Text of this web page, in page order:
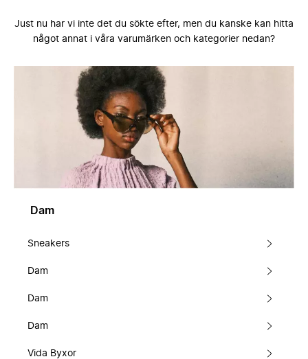
Just nu har vi inte det du sökte efter, men du kanske kan hitta
något annat i våra varumärken och kategorier nedan?
Dam
Sneakers
Dam
Dam
Dam
Vida Byxor